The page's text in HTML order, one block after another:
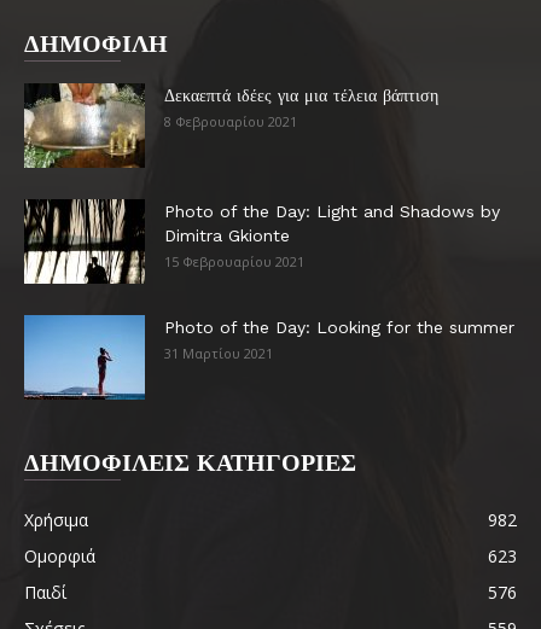
ΔΗΜΟΦΙΛΗ
Δεκαεπτά ιδέες για μια τέλεια βάπτιση
8 Φεβρουαρίου 2021
Photo of the Day: Light and Shadows by
Dimitra Gkionte
15 Φεβρουαρίου 2021
Photo of the Day: Looking for the summer
31 Μαρτίου 2021
ΔΗΜΟΦΙΛΕΙΣ ΚΑΤΗΓΟΡΙΕΣ
Χρήσιμα
982
Ομορφιά
623
Παιδί
576